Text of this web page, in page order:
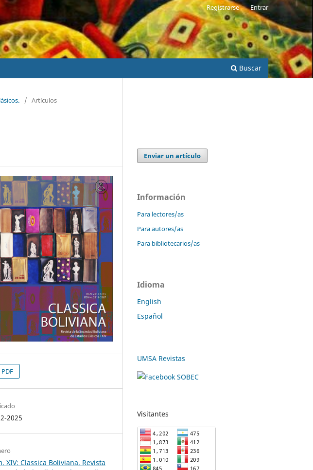
Buscar
Registrarse Entrar
/ Artículos
PDF
2025
XIV: Classica Boliviana. Revista
Enviar un artículo
Información
Para lectores/as
Para autores/as
Para bibliotecarios/as
Idioma
English
Español
UMSA Revistas
Visitantes